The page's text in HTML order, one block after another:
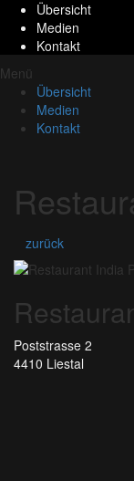
Übersicht
Medien
Kontakt
Menü
Übersicht
Medien
Kontakt
zurück
Poststrasse 2
4410 Liestal